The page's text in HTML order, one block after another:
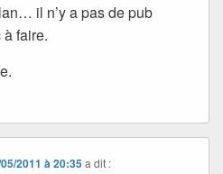
il n’y a pas de pub
faire.
2011 à 20:35 a dit :